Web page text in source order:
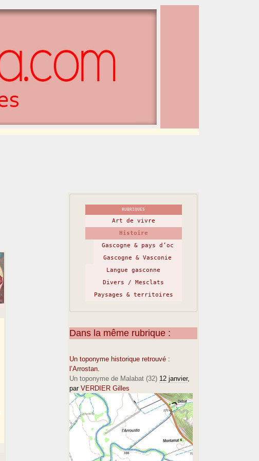
RUBRIQUES
Art de vivre
Histoire
Gascogne & pays d’oc
Gascogne & Vasconie
Langue gasconne
Divers / Mesclats
Paysages & territoires
Dans la même rubrique :
Un toponyme historique retrouvé :
l’Arrostan.
Un toponyme de Malabat (32) 12 janvier,
par VERDIER Gilles